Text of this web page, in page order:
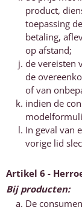
product,
toepassing
betaling,
op afstand;
de vereisten
de
of van
indien de
In geval van
vorige lid
Artikel 6 -
Bij producten:
De